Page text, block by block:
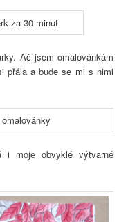
Ač jsem omalovánkám
přála a bude se mi s nimi
moje obvyklé výtvarné